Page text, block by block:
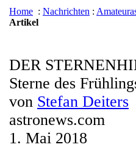
Home : Nachrichten :
Artikel
DER
Sterne des
von Stefan Deiters
astronews.com
1. Mai 2018